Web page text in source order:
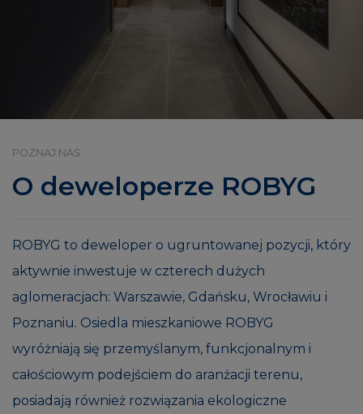
POZNAJ NAS
O deweloperze ROBYG
ROBYG to deweloper o ugruntowanej pozycji, który
aktywnie inwestuje w czterech dużych
aglomeracjach: Warszawie, Gdańsku, Wrocławiu i
Poznaniu. Osiedla mieszkaniowe ROBYG
wyróżniają się przemyślanym, funkcjonalnym i
całościowym podejściem do aranżacji terenu,
posiadają również rozwiązania ekologiczne